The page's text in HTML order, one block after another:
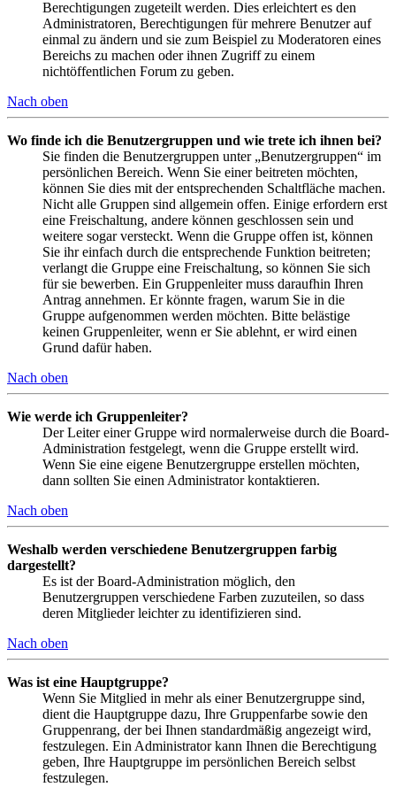
Berechtigungen zugeteilt werden. Dies erleichtert es den
Administratoren, Berechtigungen für mehrere Benutzer auf
einmal zu ändern und sie zum Beispiel zu Moderatoren eines
Bereichs zu machen oder ihnen Zugriff zu einem
nichtöffentlichen Forum zu geben.
Nach oben
Wo finde ich die Benutzergruppen und wie trete ich ihnen bei?
Sie finden die Benutzergruppen unter „Benutzergruppen“ im
persönlichen Bereich. Wenn Sie einer beitreten möchten,
können Sie dies mit der entsprechenden Schaltfläche machen.
Nicht alle Gruppen sind allgemein offen. Einige erfordern erst
eine Freischaltung, andere können geschlossen sein und
weitere sogar versteckt. Wenn die Gruppe offen ist, können
Sie ihr einfach durch die entsprechende Funktion beitreten;
verlangt die Gruppe eine Freischaltung, so können Sie sich
für sie bewerben. Ein Gruppenleiter muss daraufhin Ihren
Antrag annehmen. Er könnte fragen, warum Sie in die
Gruppe aufgenommen werden möchten. Bitte belästige
keinen Gruppenleiter, wenn er Sie ablehnt, er wird einen
Grund dafür haben.
Nach oben
Wie werde ich Gruppenleiter?
Der Leiter einer Gruppe wird normalerweise durch die Board-
Administration festgelegt, wenn die Gruppe erstellt wird.
Wenn Sie eine eigene Benutzergruppe erstellen möchten,
dann sollten Sie einen Administrator kontaktieren.
Nach oben
Weshalb werden verschiedene Benutzergruppen farbig
dargestellt?
Es ist der Board-Administration möglich, den
Benutzergruppen verschiedene Farben zuzuteilen, so dass
deren Mitglieder leichter zu identifizieren sind.
Nach oben
Was ist eine Hauptgruppe?
Wenn Sie Mitglied in mehr als einer Benutzergruppe sind,
dient die Hauptgruppe dazu, Ihre Gruppenfarbe sowie den
Gruppenrang, der bei Ihnen standardmäßig angezeigt wird,
festzulegen. Ein Administrator kann Ihnen die Berechtigung
geben, Ihre Hauptgruppe im persönlichen Bereich selbst
festzulegen.